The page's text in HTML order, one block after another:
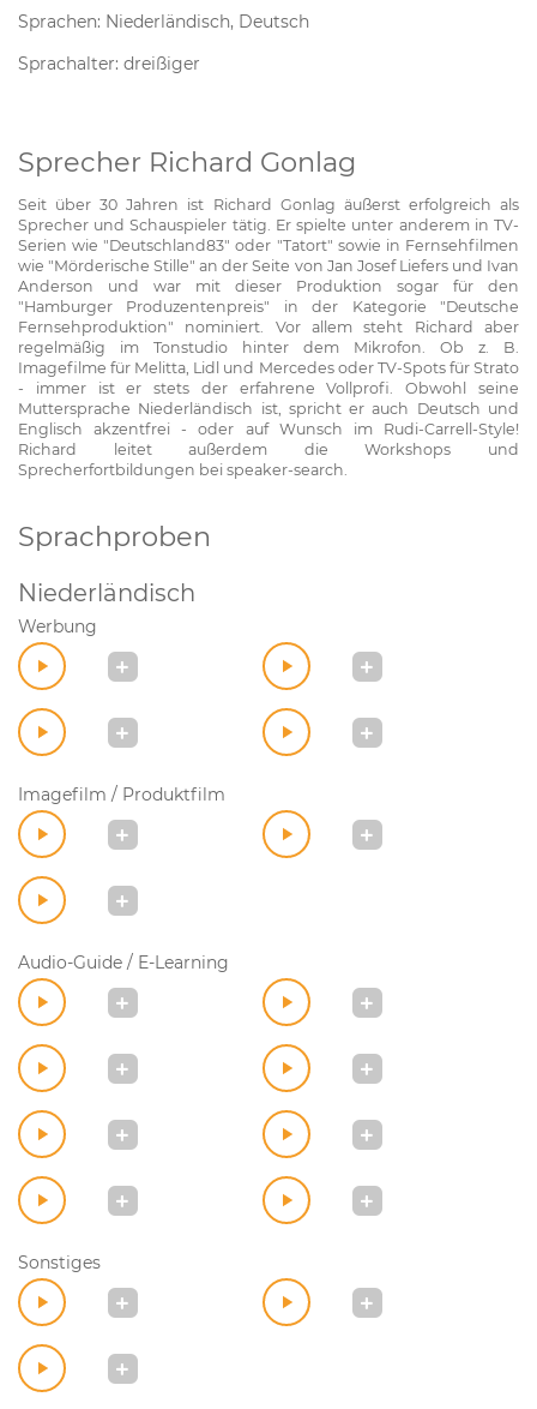
Sprachen: Niederländisch, Deutsch
Sprachalter: dreißiger
Sprecher Richard Gonlag
Seit über 30 Jahren ist Richard Gonlag äußerst erfolgreich als
Sprecher und Schauspieler tätig. Er spielte unter anderem in TV-
Serien wie "Deutschland83" oder "Tatort" sowie in Fernsehfilmen
wie "Mörderische Stille" an der Seite von Jan Josef Liefers und Ivan
Anderson und war mit dieser Produktion sogar für den
"Hamburger Produzentenpreis" in der Kategorie "Deutsche
Fernsehproduktion" nominiert. Vor allem steht Richard aber
regelmäßig im Tonstudio hinter dem Mikrofon. Ob z. B.
Imagefilme für Melitta, Lidl und Mercedes oder TV-Spots für Strato
- immer ist er stets der erfahrene Vollprofi. Obwohl seine
Muttersprache Niederländisch ist, spricht er auch Deutsch und
Englisch akzentfrei - oder auf Wunsch im Rudi-Carrell-Style!
Richard leitet außerdem die Workshops und
Sprecherfortbildungen bei speaker-search.
Sprachproben
Niederländisch
Werbung
Imagefilm / Produktfilm
Audio-Guide / E-Learning
Sonstiges